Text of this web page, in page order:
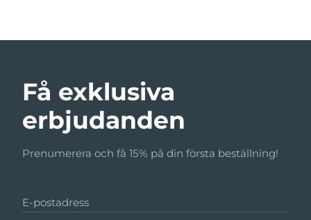
Få exklusiva
erbjudanden
Prenumerera och få 15% på din första beställning!
E-postadress